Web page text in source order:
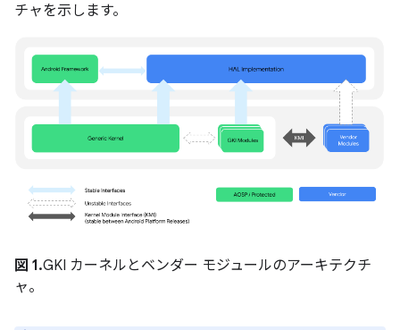
チャを示します。
図 1.GKI カーネルとベンダー モジュールのアーキテクチ
ャ。